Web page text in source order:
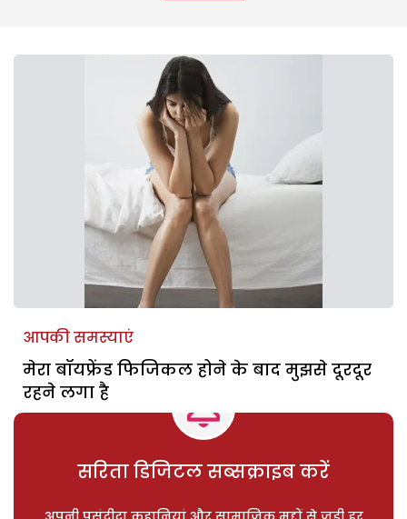
आपकी समस्याएं
मेरा बॉयफ्रेंड फिजिकल होने के बाद मुझसे दूरदूर
रहने लगा है
सरिता डिजिटल सब्सक्राइब करें